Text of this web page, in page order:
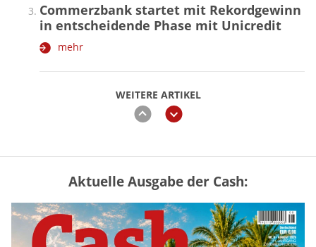
WEITERE ARTIKEL
zurückweiter
Commerzbank startet mit Rekordgewinn
in entscheidende Phase mit Unicredit
mehr
Mütterrente III Tabelle: So viel Renten-
Nachzahlung ist pro Kind möglich
mehr
Aktuelle Ausgabe der Cash: